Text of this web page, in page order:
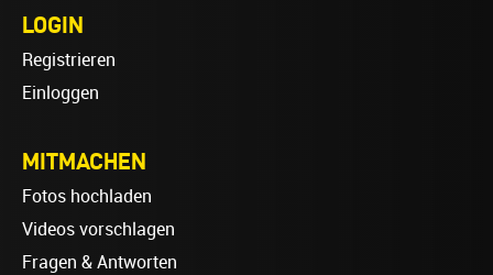
LOGIN
Registrieren
Einloggen
MITMACHEN
Fotos hochladen
Videos vorschlagen
Fragen & Antworten